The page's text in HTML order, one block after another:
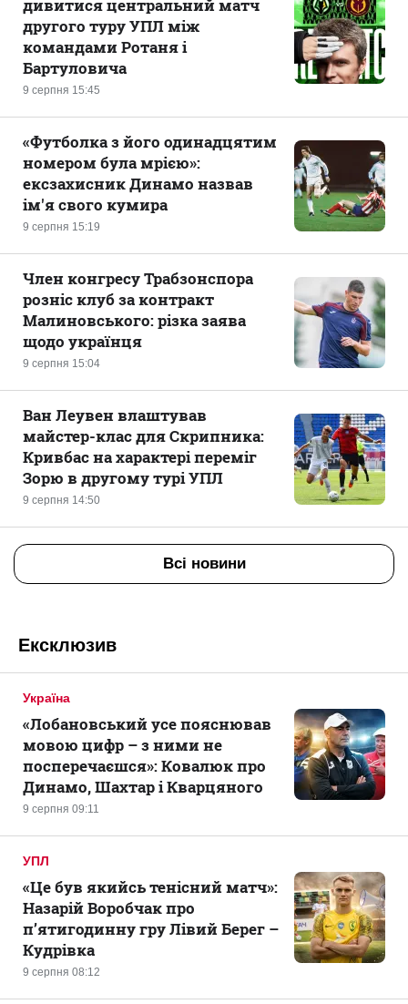
9 серпня 15:45
дивитися центральний матч
другого туру УПЛ між
командами Ротаня і
Бартуловича
9 серпня 15:19
«Футболка з його одинадцятим
номером була мрією»:
ексзахисник Динамо назвав
ім'я свого кумира
9 серпня 15:04
Член конгресу Трабзонспора
розніс клуб за контракт
Малиновського: різка заява
щодо українця
9 серпня 14:50
Ван Леувен влаштував
майстер-клас для Скрипника:
Кривбас на характері переміг
Зорю в другому турі УПЛ
Всі новини
Ексклюзив
Україна
9 серпня 09:11
«Лобановський усе пояснював
мовою цифр – з ними не
посперечаєшся»: Ковалюк про
Динамо, Шахтар і Кварцяного
УПЛ
9 серпня 08:12
«Це був якийсь тенісний матч»:
Назарій Воробчак про
п’ятигодинну гру Лівий Берег –
Кудрівка